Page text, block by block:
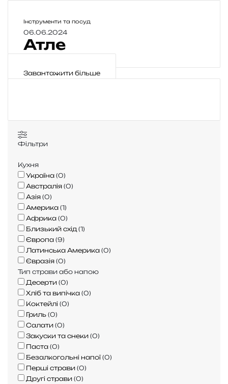
а
С
у
н
—
л
г
е
н
д
а
в
у
л
и
ч
н
о
ї
к
у
х
н
і
Б
а
н
к
р
м
А
т
л
е
Інструменти та посуд
06.06.2024
Атле
Завантажити більше
Фільтри
Кухня
Україна (0)
Австралія (0)
Азія (0)
Америка (1)
Африка (0)
Близький схід (1)
Європа (9)
Латинська Америка (0)
Євразія (0)
Тип страви або напою
Десерти (0)
Хліб та випічка (0)
Коктейлі (0)
Гриль (0)
Салати (0)
Закуски та снеки (0)
Паста (0)
Безалкогольні напої (0)
Перші страви (0)
Другі страви (0)